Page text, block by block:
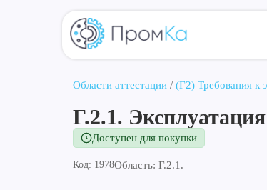
Области аттестации / (Г2) Требования к
Г.2.1.
Доступен для покупки
Код: 1978Область: Г.2.1.